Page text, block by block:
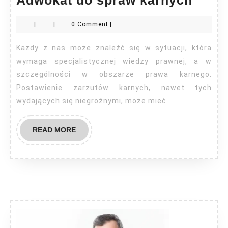
| | 0 Comment |
Każdy z nas może znaleźć się w sytuacji, która
wymaga specjalistycznej wiedzy prawnej, a w
szczególności w obszarze prawa karnego.
Postawienie zarzutów karnych, nawet tych
wydających się niegroźnymi, może mieć
READ MOREREAD
MORE